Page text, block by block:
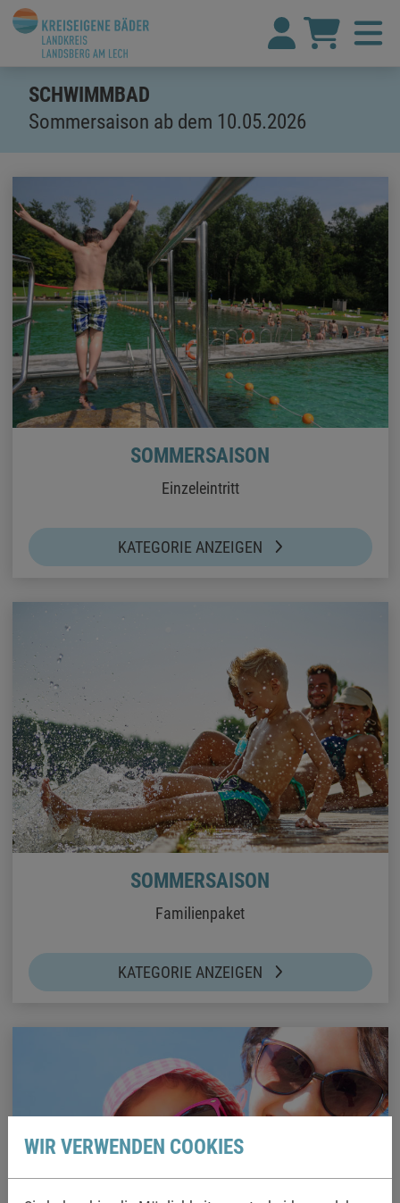
SCHWIMMBAD
Sommersaison ab dem 10.05.2026
SOMMERSAISON
Einzeleintritt
KATEGORIE ANZEIGEN
SOMMERSAISON
Familienpaket
KATEGORIE ANZEIGEN
WIR VERWENDEN COOKIES